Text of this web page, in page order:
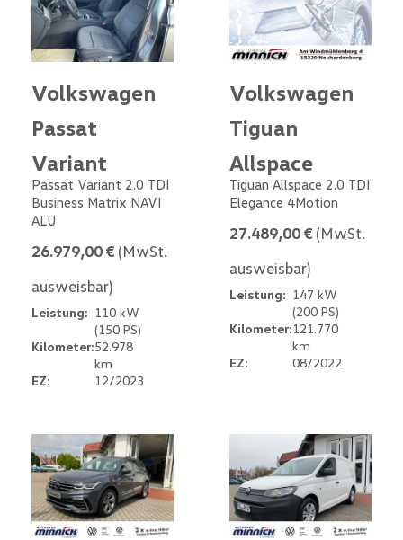
Volkswagen
Passat
Variant
Passat Variant 2.0 TDI
Business Matrix NAVI
ALU
26.979,00 € (MwSt.
ausweisbar)
Leistung: 110 kW
(150 PS)
Kilometer:52.978
km
EZ:
12/2023
Volkswagen
Tiguan
Allspace
Tiguan Allspace 2.0 TDI
Elegance 4Motion
27.489,00 € (MwSt.
ausweisbar)
Leistung: 147 kW
(200 PS)
Kilometer:121.770
km
EZ:
08/2022